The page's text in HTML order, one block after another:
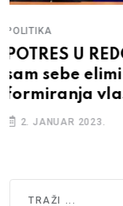
POLITIKA
TREĆI PUT,
ponovo stao
26. DECEMBAR